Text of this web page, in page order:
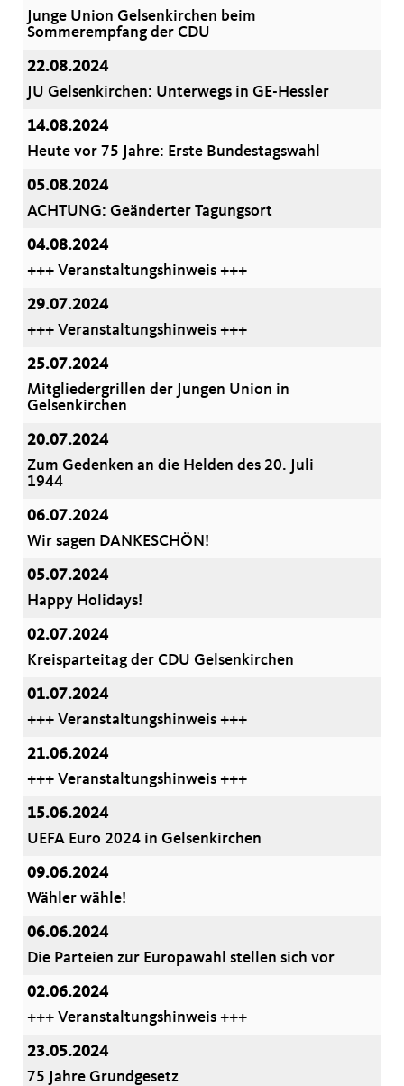
Junge Union Gelsenkirchen beim
Sommerempfang der CDU
22.08.2024
JU Gelsenkirchen: Unterwegs in GE-Hessler
14.08.2024
Heute vor 75 Jahre: Erste Bundestagswahl
05.08.2024
ACHTUNG: Geänderter Tagungsort
04.08.2024
+++ Veranstaltungshinweis +++
29.07.2024
+++ Veranstaltungshinweis +++
25.07.2024
Mitgliedergrillen der Jungen Union in
Gelsenkirchen
20.07.2024
Zum Gedenken an die Helden des 20. Juli
1944
06.07.2024
Wir sagen DANKESCHÖN!
05.07.2024
Happy Holidays!
02.07.2024
Kreisparteitag der CDU Gelsenkirchen
01.07.2024
+++ Veranstaltungshinweis +++
21.06.2024
+++ Veranstaltungshinweis +++
15.06.2024
UEFA Euro 2024 in Gelsenkirchen
09.06.2024
Wähler wähle!
06.06.2024
Die Parteien zur Europawahl stellen sich vor
02.06.2024
+++ Veranstaltungshinweis +++
23.05.2024
75 Jahre Grundgesetz